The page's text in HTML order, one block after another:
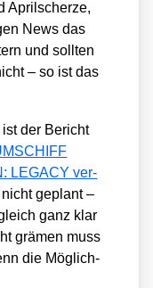
April­scher­ze,
News das
und soll­ten
– so ist das
der Bericht
LEGACY ver­
geplant –
ganz klar
grä­men muss
die Mög­lich­